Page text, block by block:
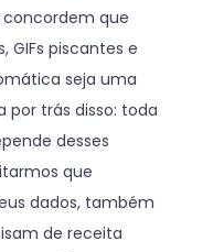
concordem que
GIFs piscantes e
seja uma
por trás disso: toda
desses
que
dados, também
de receita